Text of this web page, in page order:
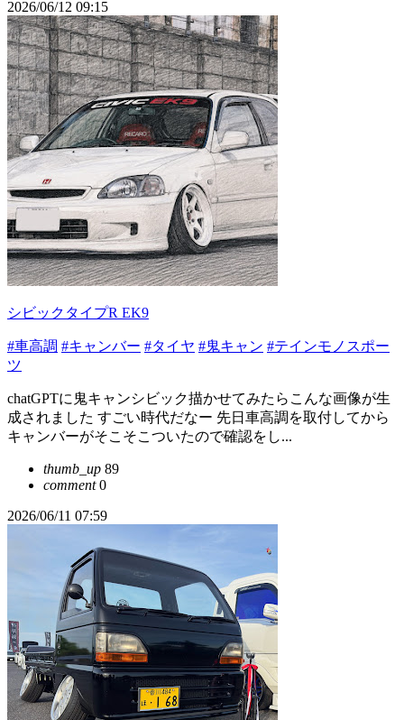
2026/06/12 09:15
シビックタイプR EK9
#車高調 #キャンバー #タイヤ #鬼キャン #テインモノスポー
ツ
chatGPTに鬼キャンシビック描かせてみたらこんな画像が生
成されました すごい時代だなー 先日車高調を取付してから
キャンバーがそこそこついたので確認をし...
thumb_up 89
comment0
2026/06/11 07:59